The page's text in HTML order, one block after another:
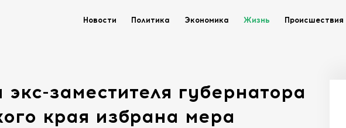
Новости Политика Экономика Жизнь Происшествия
заместителя губернатора
края избрана мера